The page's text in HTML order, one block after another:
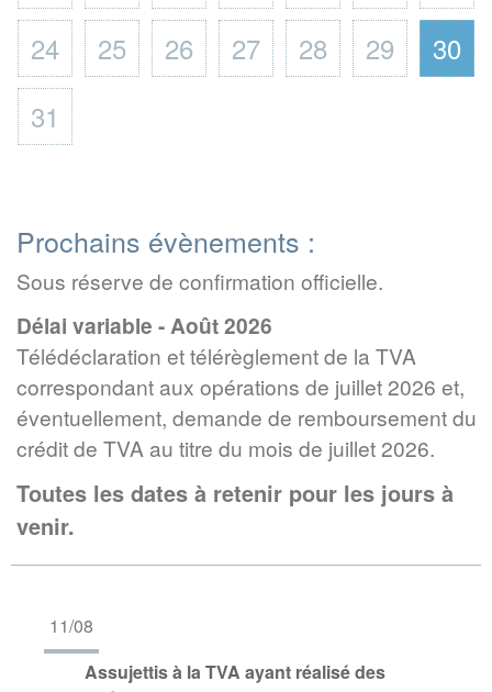
24
25 26 27 28 29
30
31
Prochains évènements :
Sous réserve de confirmation officielle.
Délai variable - Août 2026
Télédéclaration et télérèglement de la TVA
correspondant aux opérations de juillet 2026 et,
éventuellement, demande de remboursement du
crédit de TVA au titre du mois de juillet 2026.
Toutes les dates à retenir pour les jours à
venir.
11/08
Assujettis à la TVA ayant réalisé des